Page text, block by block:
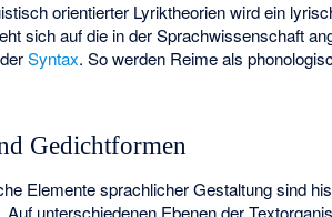
orientierter Lyriktheorien wird ein
sich auf die in der Sprachwissenschaft
Syntax. So werden Reime als
Gedichtformen
Elemente sprachlicher Gestaltung sind
unterschiedenen Ebenen der